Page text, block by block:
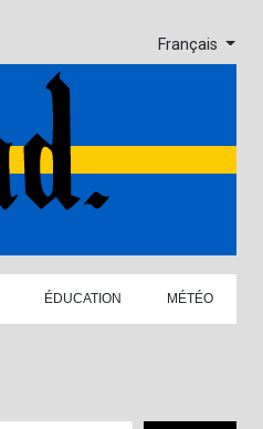
Français
ÉDUCATION MÉTÉO